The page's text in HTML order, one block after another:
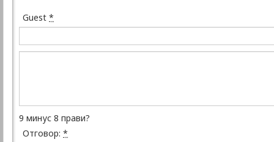
Guest *
9 минус 8 прави?
Отговор: *